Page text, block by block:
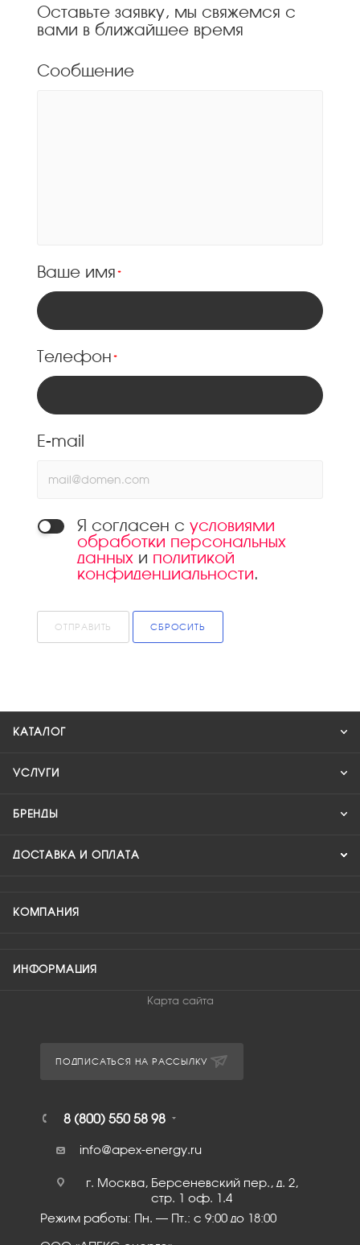
Оставьте заявку, мы свяжемся с
вами в ближайшее время
Сообщение
Ваше имя *
Телефон *
E-mail
Я согласен с условиями
обработки персональных
данных и политикой
конфиденциальности.
ОТПРАВИТЬ СБРОСИТЬ
КАТАЛОГ
УСЛУГИ
БРЕНДЫ
ДОСТАВКА И ОПЛАТА
КОМПАНИЯ
ИНФОРМАЦИЯ
Карта сайта
ПОДПИСАТЬСЯ НА РАССЫЛКУ
8 (800) 550 58 98
info@apex-energy.ru
г. Москва, Берсеневский пер., д. 2,
стр. 1 оф. 1.4
Режим работы: Пн. – Пт.: с 9:00 до 18:00